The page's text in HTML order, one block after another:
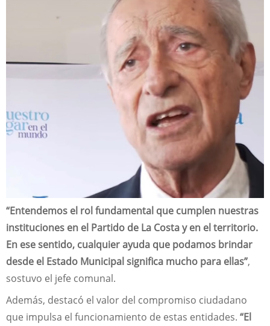
“Entendemos el rol fundamental que cumplen nuestras
instituciones en el Partido de La Costa y en el territorio.
En ese sentido, cualquier ayuda que podamos brindar
desde el Estado Municipal significa mucho para ellas”,
sostuvo el jefe comunal.
Además, destacó el valor del compromiso ciudadano
que impulsa el funcionamiento de estas entidades. “El